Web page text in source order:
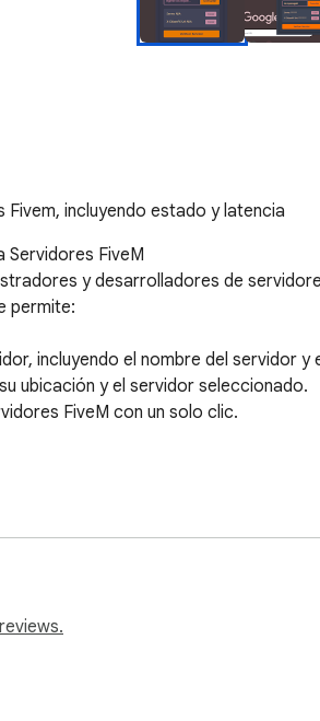
incluyendo estado y latencia
Servidores FiveM
y desarrolladores de
permite:
incluyendo el nombre del servidor y
ubicación y el servidor seleccionado.
FiveM con un solo clic.